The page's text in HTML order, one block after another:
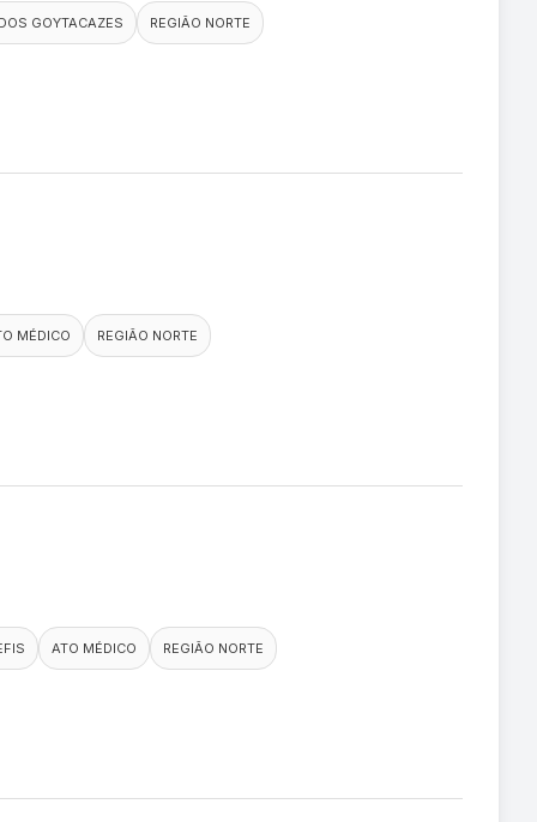
GOYTACAZES REGIÃO NORTE
MÉDICO REGIÃO NORTE
ATO MÉDICO REGIÃO NORTE